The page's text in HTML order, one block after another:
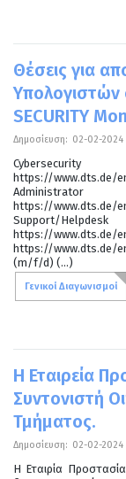
Θέσεις για
Υπολογιστών
SECURITY
Δημοσίευση: 02-02-2024
https://
https://www.dts.de/
Support/
https://
https://
(m/f/d) (...)
Γενικοί Διαγωνισμοί
Η Εταιρεία
Συντονιστή
Τμήματος.
Δημοσίευση: 02-02-2024
Η Εταιρία